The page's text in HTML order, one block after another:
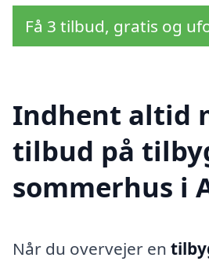
Få 3 tilbud, gratis og
Indhent altid
tilbud på
sommerhus i
Når du overvejer en